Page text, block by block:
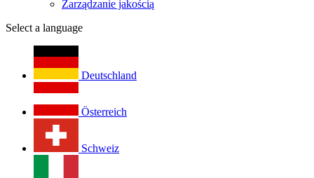
Zarządzanie jakością
Select a language
Deutschland
Österreich
Schweiz